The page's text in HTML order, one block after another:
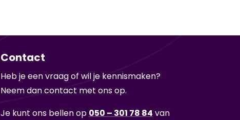
Contact
Heb je een vraag of wil je ken­nis­ma­ken?
Neem dan con­tact met ons op.
Je kunt ons bel­len op 050 – 301 78 84 van